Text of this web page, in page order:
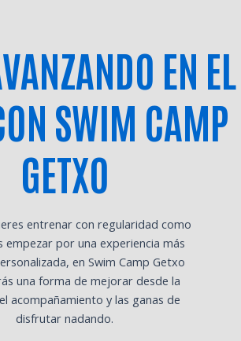
EN EL
SWIM CAMP
GETXO
entrenar con regularidad como
empezar por una experiencia más
en Swim Camp Getxo
una forma de mejorar desde la
acompañamiento y las ganas de
disfrutar nadando.